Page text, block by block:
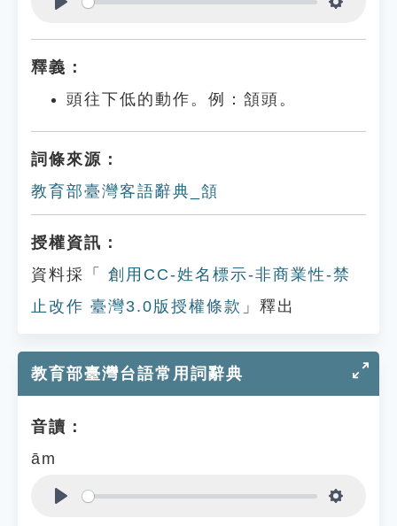
釋義：
頭往下低的動作。例：頷頭。
詞條來源：
教育部臺灣客語辭典_頷
授權資訊：
資料採「
創用CC-姓名標示-非商業性-禁
止改作 臺灣3.0版授權條款 」釋出
教育部臺灣台語常用詞辭典
音讀：
ām